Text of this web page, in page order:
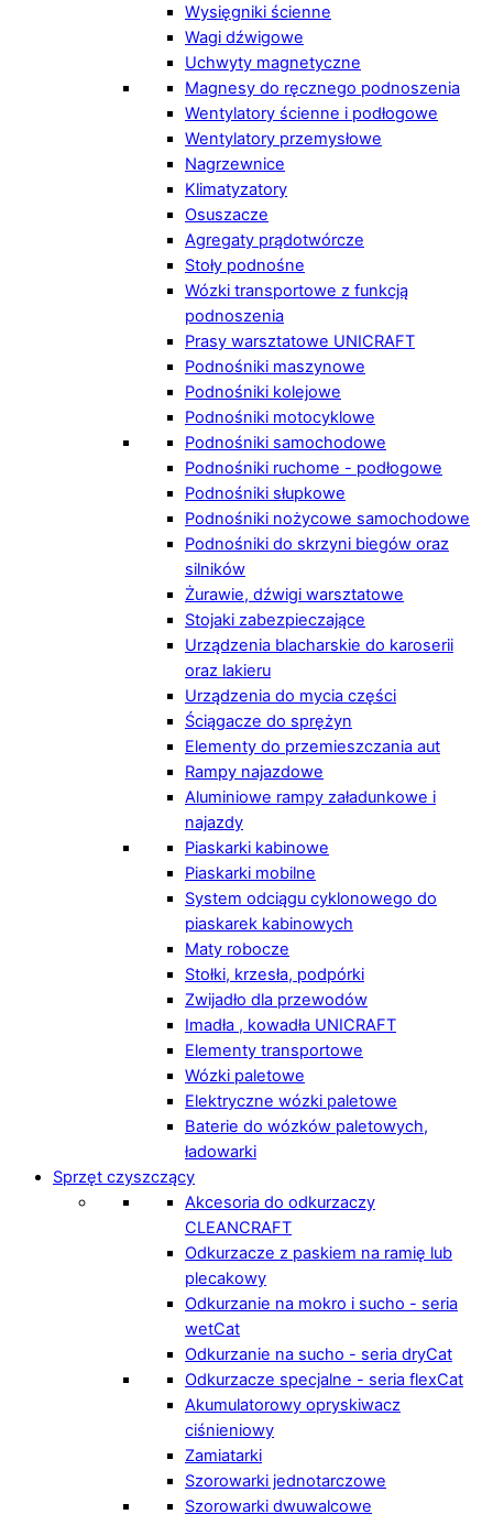
Wysięgniki ścienne
Wagi dźwigowe
Uchwyty magnetyczne
Magnesy do ręcznego podnoszenia
Wentylatory ścienne i podłogowe
Wentylatory przemysłowe
Nagrzewnice
Klimatyzatory
Osuszacze
Agregaty prądotwórcze
Stoły podnośne
Wózki transportowe z funkcją
podnoszenia
Prasy warsztatowe UNICRAFT
Podnośniki maszynowe
Podnośniki kolejowe
Podnośniki motocyklowe
Podnośniki samochodowe
Podnośniki ruchome - podłogowe
Podnośniki słupkowe
Podnośniki nożycowe samochodowe
Podnośniki do skrzyni biegów oraz
silników
Żurawie, dźwigi warsztatowe
Stojaki zabezpieczające
Urządzenia blacharskie do karoserii
oraz lakieru
Urządzenia do mycia części
Ściągacze do sprężyn
Elementy do przemieszczania aut
Rampy najazdowe
Aluminiowe rampy załadunkowe i
najazdy
Piaskarki kabinowe
Piaskarki mobilne
System odciągu cyklonowego do
piaskarek kabinowych
Maty robocze
Stołki, krzesła, podpórki
Zwijadło dla przewodów
Imadła , kowadła UNICRAFT
Elementy transportowe
Wózki paletowe
Elektryczne wózki paletowe
Baterie do wózków paletowych,
ładowarki
Sprzęt czyszczący
Akcesoria do odkurzaczy
CLEANCRAFT
Odkurzacze z paskiem na ramię lub
plecakowy
Odkurzanie na mokro i sucho - seria
wetCat
Odkurzanie na sucho - seria dryCat
Odkurzacze specjalne - seria flexCat
Akumulatorowy opryskiwacz
ciśnieniowy
Zamiatarki
Szorowarki jednotarczowe
Szorowarki dwuwalcowe